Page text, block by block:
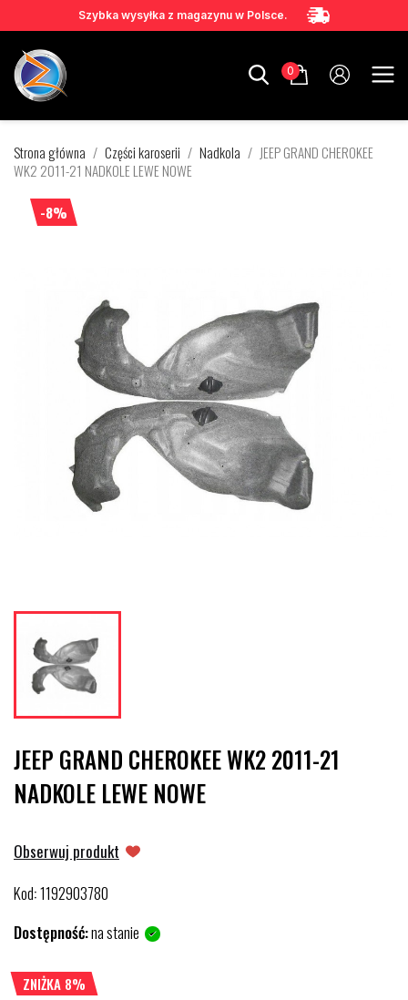
Szybka wysyłka z magazynu w Polsce.
0
Strona główna Części karoserii Nadkola
JEEP GRAND CHEROKEE
WK2 2011-21 NADKOLE LEWE NOWE
-8%
JEEP GRAND CHEROKEE WK2 2011-21
NADKOLE LEWE NOWE
Obserwuj produkt
Kod:1192903780
Dostępność:na stanie
ZNIŻKA 8%